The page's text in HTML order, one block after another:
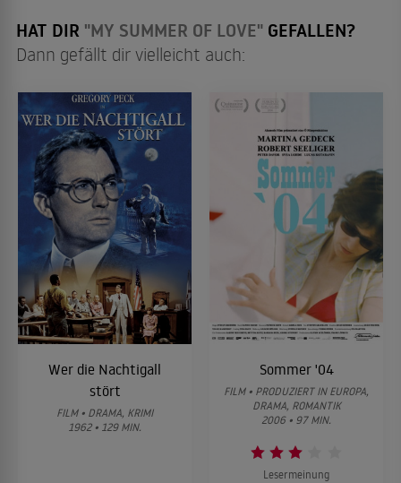
erweiterten den Blick auf Herkunft, Religion,
Klasse oder Geschlecht.
HAT DIR "MY SUMMER OF LOVE" GEFALLEN?
Dann gefällt dir vielleicht auch:
Wer die Nachtigall
stört
FILM • DRAMA, KRIMI
1962 • 129 MIN.
Sommer '04
FILM • PRODUZIERT IN EUROPA,
DRAMA, ROMANTIK
2006 • 97 MIN.
Lesermeinung